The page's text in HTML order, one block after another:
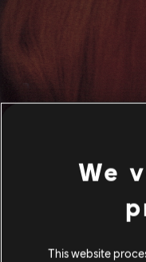
We
This website